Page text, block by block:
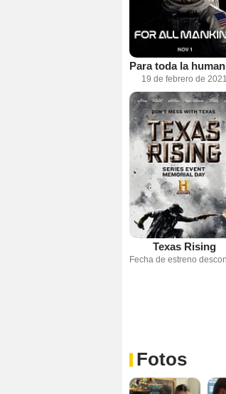
19 de febrero de 2021
Texas Rising
Fotos